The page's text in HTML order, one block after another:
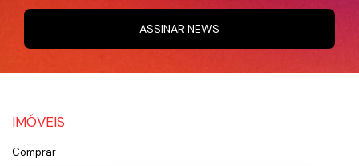
ASSINAR NEWS
IMÓVEIS
Comprar